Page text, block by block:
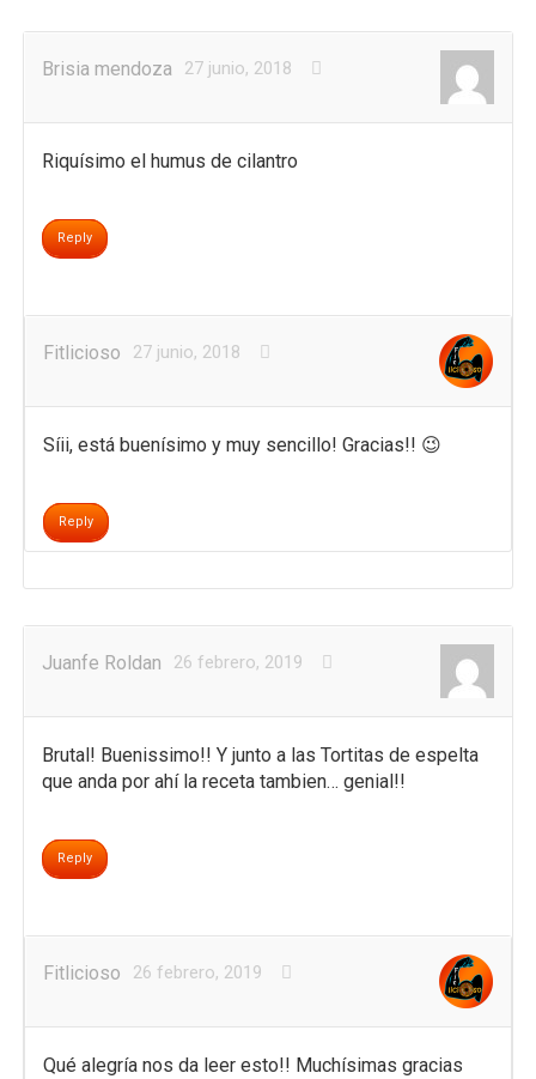
Brisia mendoza 27 junio, 2018
Riquísimo el humus de cilantro
Reply
Fitlicioso 27 junio, 2018
Síii, está buenísimo y muy sencillo! Gracias!! 😉
Reply
Juanfe Roldan 26 febrero, 2019
Brutal! Buenissimo!! Y junto a las Tortitas de espelta
que anda por ahí la receta tambien… genial!!
Reply
Fitlicioso 26 febrero, 2019
Qué alegría nos da leer esto!! Muchísimas gracias